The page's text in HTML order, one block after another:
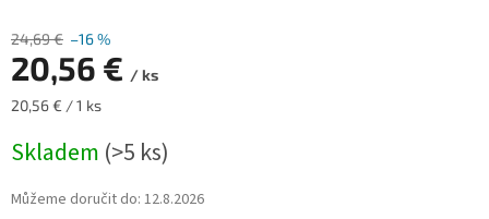
24,69 € –16 %
20,56 € / ks
Měrná
20,56 € / 1 ks
Skladem (>5 ks)
Můžeme doručit do: 12.8.2026